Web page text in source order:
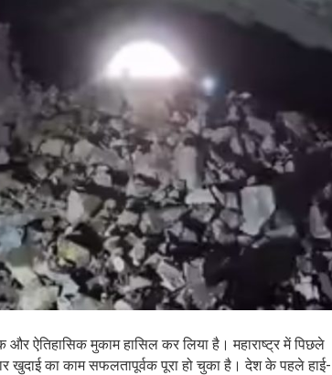
और ऐतिहासिक मुकाम हासिल कर लिया है। महाराष्ट्र में पिछले
खुदाई का काम सफलतापूर्वक पूरा हो चुका है। देश के पहले हाई-